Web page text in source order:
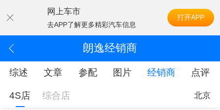
网上车市
去APP了解更多精彩汽车信息
打开APP
朗逸经销商
综述 文章 参配 图片 经销商 点评
4S店 综合店 北京